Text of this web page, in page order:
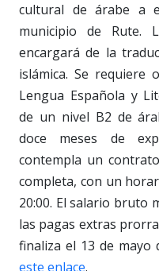
cultural de árabe a
municipio de Rute.
encargará de la
islámica. Se requiere
Lengua Española y
de un nivel B2 de
doce meses de
contempla un
completa, con un
20:00. El salario bruto
las pagas extras
finaliza el 13 de mayo
este enlace.